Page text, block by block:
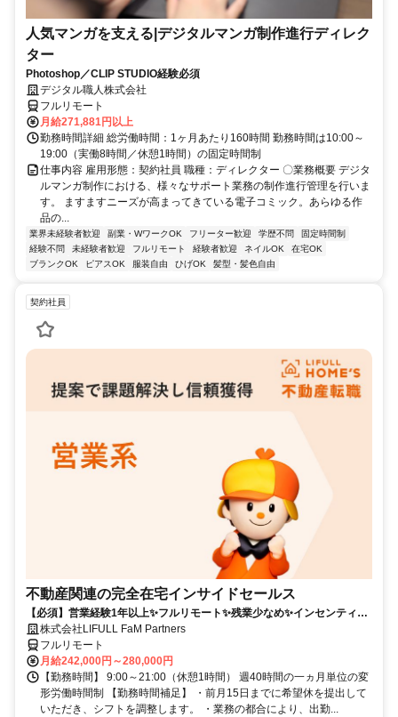
人気マンガを支える|デジタルマンガ制作進行ディレク
ター
Photoshop／CLIP STUDIO経験必須
デジタル職人株式会社
フルリモート
月給271,881円以上
勤務時間詳細 総労働時間：1ヶ月あたり160時間 勤務時間は10:00～
19:00（実働8時間／休憩1時間）の固定時間制
仕事内容 雇用形態：契約社員 職種：ディレクター 〇業務概要 デジタ
ルマンガ制作における、様々なサポート業務の制作進行管理を行いま
す。 ますますニーズが高まってきている電子コミック。あらゆる作
品の...
業界未経験者歓迎 副業・WワークOK フリーター歓迎 学歴不問
固定時間制
経験不問
未経験者歓迎 フルリモート 経験者歓迎 ネイルOK
在宅OK
ブランクOK
ピアスOK 服装自由 ひげOK 髪型・髪色自由
契約社員
不動産関連の完全在宅インサイドセールス
【必須】営業経験1年以上✨フルリモート✨残業少なめ✨インセンティブ
有 株式会社LIFULL FaM Partners
フルリモート
月給242,000円～280,000円
【勤務時間】 9:00～21:00（休憩1時間） 週40時間の一ヵ月単位の変
形労働時間制 【勤務時間補足】 ・前月15日までに希望休を提出して
いただき、シフトを調整します。 ・業務の都合により、出勤...